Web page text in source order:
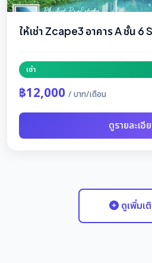
ให้เช่า Zcape3 อาคาร A ชั้น
เช่า
฿12,000 / บาท/เดือน
ดูรายละเอี
ดูเพิ่มเ